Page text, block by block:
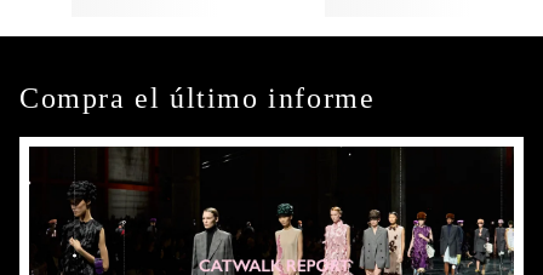
Compra el último informe